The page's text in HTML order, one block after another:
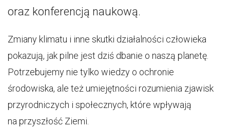
oraz konferencją naukową.
Zmiany klimatu i inne skutki działalności człowieka
pokazują, jak pilne jest dziś dbanie o naszą planetę.
Potrzebujemy nie tylko wiedzy o ochronie
środowiska, ale też umiejętności rozumienia zjawisk
przyrodniczych i społecznych, które wpływają
na przyszłość Ziemi.